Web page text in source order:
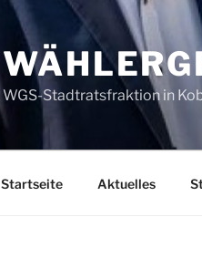
WGS-Stadtratsfraktion in
Startseite Aktuelles